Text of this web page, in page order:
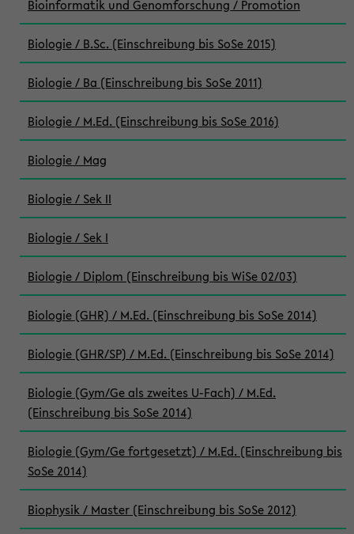
Bioinformatik und Genomforschung / Promotion
Biologie / B.Sc. (Einschreibung bis SoSe 2015)
Biologie / Ba (Einschreibung bis SoSe 2011)
Biologie / M.Ed. (Einschreibung bis SoSe 2016)
Biologie / Mag
Biologie / Sek II
Biologie / Sek I
Biologie / Diplom (Einschreibung bis WiSe 02/03)
Biologie (GHR) / M.Ed. (Einschreibung bis SoSe 2014)
Biologie (GHR/SP) / M.Ed. (Einschreibung bis SoSe 2014)
Biologie (Gym/Ge als zweites U-Fach) / M.Ed.
(Einschreibung bis SoSe 2014)
Biologie (Gym/Ge fortgesetzt) / M.Ed. (Einschreibung bis
SoSe 2014)
Biophysik / Master (Einschreibung bis SoSe 2012)